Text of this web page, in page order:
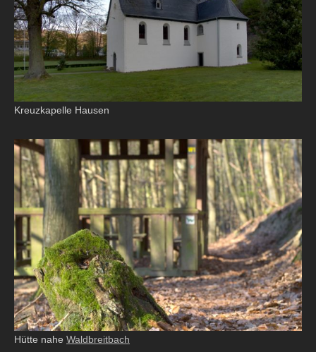
Kreuzkapelle Hausen
Hütte nahe Waldbreitbach